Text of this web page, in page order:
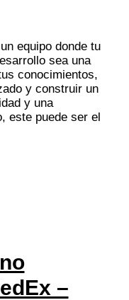
equipo donde tu
sea una
conocimientos,
y construir un
y una
este puede ser el
–